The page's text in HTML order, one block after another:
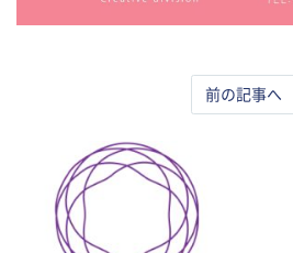
前の記事へ